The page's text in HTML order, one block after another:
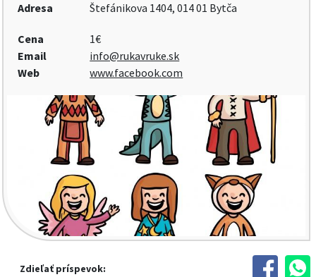
Adresa Štefánikova 1404, 014 01 Bytča
Cena
1€
Email
info@rukavruke.sk
Web
www.facebook.com
Zdieľať príspevok: